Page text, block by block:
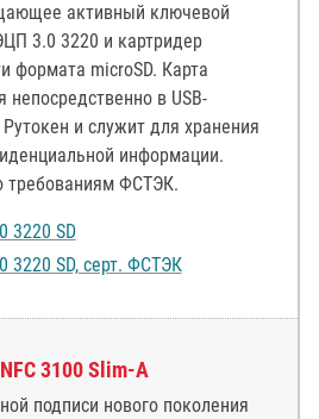
активный ключевой
3.0 3220 и картридер
формата microSD. Карта
непосредственно в USB-
и служит для хранения
информации.
требованиям ФСТЭК.
3220 SD
3220 SD, серт. ФСТЭК
3100 Slim-A
подписи нового поколения